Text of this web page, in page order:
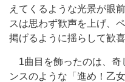
えてくるような光景が眼
スは思わず歓声を上げ、
掲げるように揺らして歓
1曲目を飾ったのは、奇
ンスのような「進め！乙